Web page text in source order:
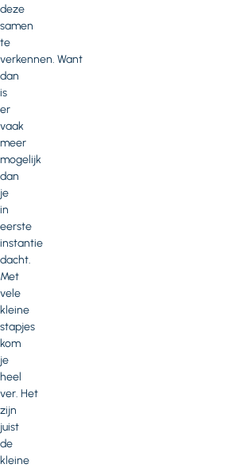
deze
samen
te
verkennen. Want
dan
is
er
vaak
meer
mogelijk
dan
je
in
eerste
instantie
dacht.
Met
vele
kleine
stapjes
kom
je
heel
ver. Het
zijn
juist
de
kleine